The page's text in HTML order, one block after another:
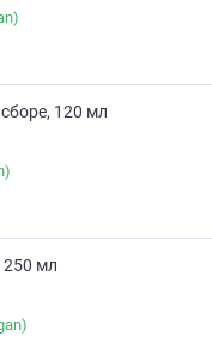
120 мл
250 мл